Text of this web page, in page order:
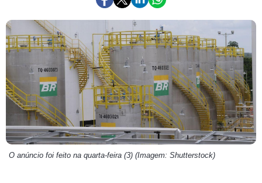
O anúncio foi feito na quarta-feira (3) (Imagem: Shutterstock)